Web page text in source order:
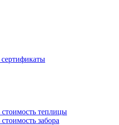
сертификаты
стоимость теплицы
забора